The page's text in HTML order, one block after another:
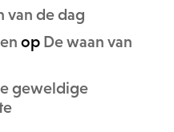
van de dag
op De waan van
geweldige